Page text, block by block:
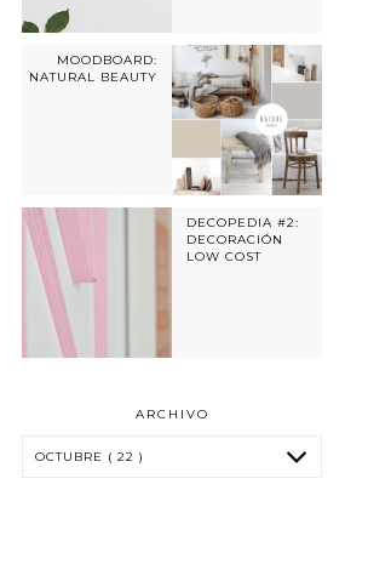
MOODBOARD:
NATURAL BEAUTY
DECOPEDIA #2:
DECORACIÓN
LOW COST
ARCHIVO